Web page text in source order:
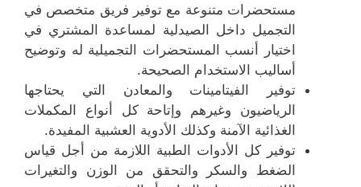
مستحضرات متنوعة مع توفير فريق متخصص في
التجميل داخل الصيدلية لمساعدة المشتري في
اختيار أنسب المستحضرات التجميلية له وتوضيح
أساليب الاستخدام الصحيحة.
توفير الفيتامينات والمعادن التي يحتاجها
الرياضيون وغيرهم وإتاحة كل أنواع المكملات
الغذائية الآمنة وكذلك الأدوية العشبية المفيدة.
توفير كل الأدوات الطبية اللازمة من أجل قياس
الضغط والسكر والتحقق من الوزن والتغيرات